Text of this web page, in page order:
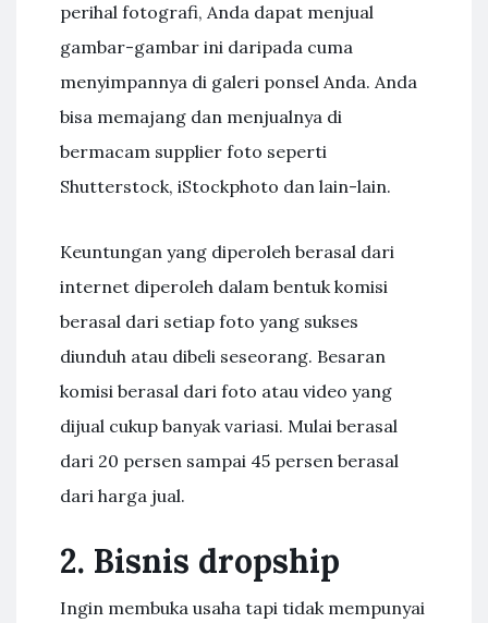
perihal fotografi, Anda dapat menjual
gambar-gambar ini daripada cuma
menyimpannya di galeri ponsel Anda. Anda
bisa memajang dan menjualnya di
bermacam supplier foto seperti
Shutterstock, iStockphoto dan lain-lain.
Keuntungan yang diperoleh berasal dari
internet diperoleh dalam bentuk komisi
berasal dari setiap foto yang sukses
diunduh atau dibeli seseorang. Besaran
komisi berasal dari foto atau video yang
dijual cukup banyak variasi. Mulai berasal
dari 20 persen sampai 45 persen berasal
dari harga jual.
2. Bisnis dropship
Ingin membuka usaha tapi tidak mempunyai